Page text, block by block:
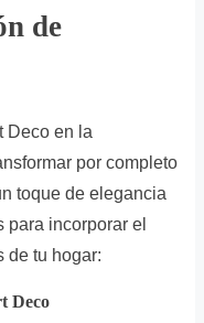
de
Deco en la
por completo
toque de elegancia
para incorporar el
de tu hogar:
Deco